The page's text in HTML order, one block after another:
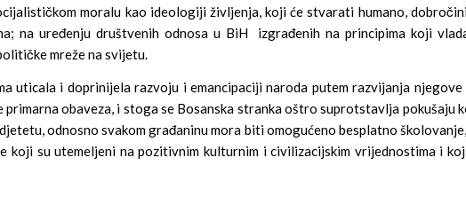
moralu kao ideologiji življenja, koji će stvarati humano,
na uređenju društvenih odnosa u BiH izgrađenih na principima koji
mreže na svijetu.
uticala i doprinijela razvoju i emancipaciji naroda putem razvijanja
obaveza, i stoga se Bosanska stranka oštro suprotstavlja pokušaju
odnosno svakom građaninu mora biti omogućeno besplatno
koji su utemeljeni na pozitivnim kulturnim i civilizacijskim vrijednostima i